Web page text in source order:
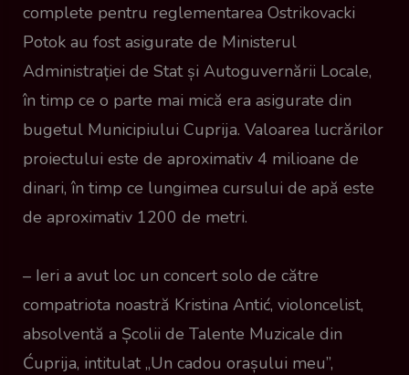
complete pentru reglementarea Ostrikovacki
Potok au fost asigurate de Ministerul
Administrației de Stat și Autoguvernării Locale,
în timp ce o parte mai mică era asigurate din
bugetul Municipiului Cuprija. Valoarea lucrărilor
proiectului este de aproximativ 4 milioane de
dinari, în timp ce lungimea cursului de apă este
de aproximativ 1200 de metri.
– Ieri a avut loc un concert solo de către
compatriota noastră Kristina Antić, violoncelist,
absolventă a Școlii de Talente Muzicale din
Ćuprija, intitulat „Un cadou orașului meu”,